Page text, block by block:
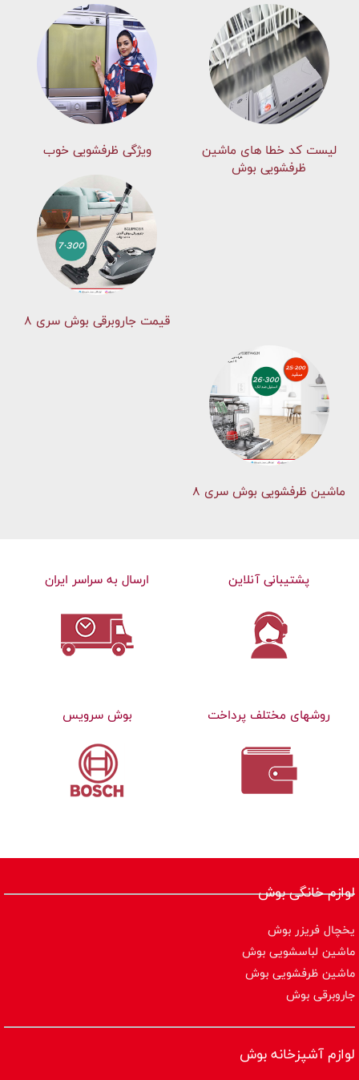
لیست کد خطا های ماشين
ظرفشویی بوش
ویژگی ظرفشویی خوب
قیمت جاروبرقی بوش سری ۸
ماشین ظرفشویی بوش سری 8
پشتیبانی آنلاین ارسال به سراسر ایران
روشهای مختلف پرداخت بوش سرویس
لوازم خانگی بوش
یخچال فریزر بوش
ماشین لباسشویی بوش
ماشین ظرفشویی بوش
جاروبرقی بوش
لوازم آشپزخانه بوش